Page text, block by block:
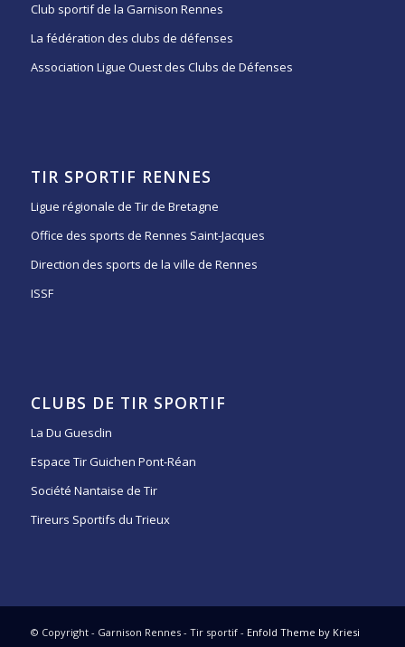
Club sportif de la Garnison Rennes
La fédération des clubs de défenses
Association Ligue Ouest des Clubs de Défenses
TIR SPORTIF RENNES
Ligue régionale de Tir de Bretagne
Office des sports de Rennes Saint-Jacques
Direction des sports de la ville de Rennes
ISSF
CLUBS DE TIR SPORTIF
La Du Guesclin
Espace Tir Guichen Pont-Réan
Société Nantaise de Tir
Tireurs Sportifs du Trieux
© Copyright - Garnison Rennes - Tir sportif - Enfold Theme by Kriesi